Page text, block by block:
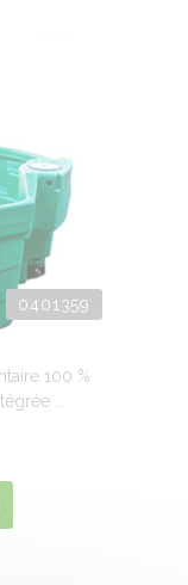
0401359
100 %
...